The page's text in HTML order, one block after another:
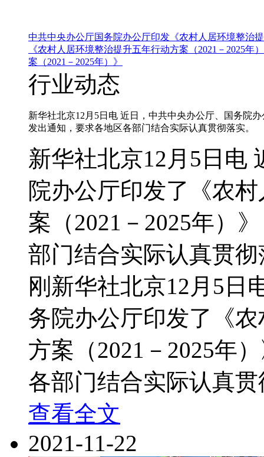
中共中央办公厅国务院办公厅印发《农村人居环境整治
《农村人居环境整治提升五年行动方案（2021－2025年
案（2021－2025年）》
行业动态
新华社北京12月5日电 近日，中共中央办公厅、国务院
发出通知，要求各地区各部门结合实际认真贯彻落实。
新华社北京12月5日电
院办公厅印发了《农
案（2021－2025年）
部门结合实际认真贯
刚新华社北京12月5日
务院办公厅印发了《
方案（2021－2025年
各部门结合实际认真
查看全文
2021-11-22